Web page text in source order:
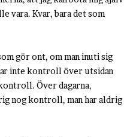
vara. Kvar, bara det som
gör ont, om man inuti sig
inte kontroll över utsidan
Över dagarna,
nog kontroll, man har aldrig